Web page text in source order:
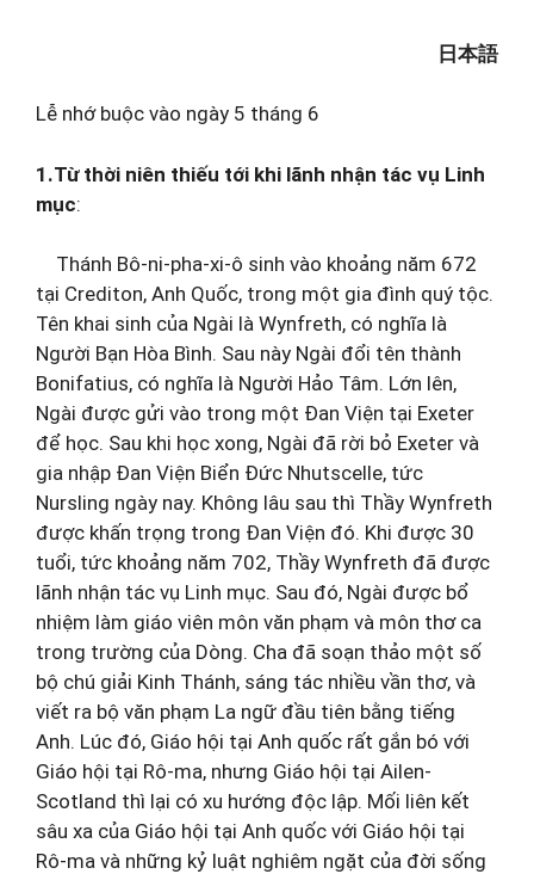
日本語
Lễ nhớ buộc vào ngày 5 tháng 6
1.Từ thời niên thiếu tới khi lãnh nhận tác vụ Linh
mục:
Thánh Bô-ni-pha-xi-ô sinh vào khoảng năm 672
tại Crediton, Anh Quốc, trong một gia đình quý tộc.
Tên khai sinh của Ngài là Wynfreth, có nghĩa là
Người Bạn Hòa Bình. Sau này Ngài đổi tên thành
Bonifatius, có nghĩa là Người Hảo Tâm. Lớn lên,
Ngài được gửi vào trong một Đan Viện tại Exeter
để học. Sau khi học xong, Ngài đã rời bỏ Exeter và
gia nhập Đan Viện Biển Đức Nhutscelle, tức
Nursling ngày nay. Không lâu sau thì Thầy Wynfreth
được khấn trọng trong Đan Viện đó. Khi được 30
tuổi, tức khoảng năm 702, Thầy Wynfreth đã được
lãnh nhận tác vụ Linh mục. Sau đó, Ngài được bổ
nhiệm làm giáo viên môn văn phạm và môn thơ ca
trong trường của Dòng. Cha đã soạn thảo một số
bộ chú giải Kinh Thánh, sáng tác nhiều vần thơ, và
viết ra bộ văn phạm La ngữ đầu tiên bằng tiếng
Anh. Lúc đó, Giáo hội tại Anh quốc rất gắn bó với
Giáo hội tại Rô-ma, nhưng Giáo hội tại Ailen-
Scotland thì lại có xu hướng độc lập. Mối liên kết
sâu xa của Giáo hội tại Anh quốc với Giáo hội tại
Rô-ma và những kỷ luật nghiêm ngặt của đời sống